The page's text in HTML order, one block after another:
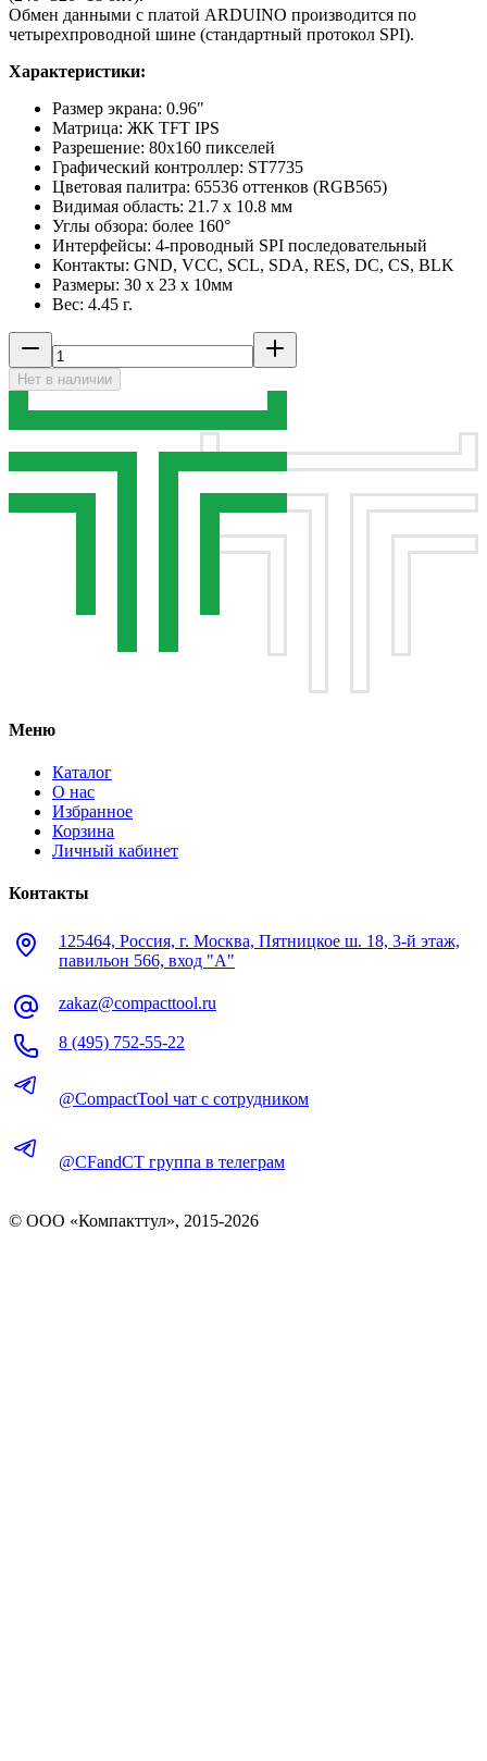
Обмен данными с платой ARDUINO производится по
четырехпроводной шине (стандартный протокол SPI).
Характеристики:
Размер экрана: 0.96"
Матрица: ЖК TFT IPS
Разрешение: 80х160 пикселей
Графический контроллер: ST7735
Цветовая палитра: 65536 оттенков (RGB565)
Видимая область: 21.7 х 10.8 мм
Углы обзора: более 160°
Интерфейсы: 4-проводный SPI последовательный
Контакты: GND, VCC, SCL, SDA, RES, DC, CS, BLK
Размеры: 30 х 23 х 10мм
Вес: 4.45 г.
Нет в наличии
Меню
Каталог
О нас
Избранное
Корзина
Личный кабинет
Контакты
125464, Россия, г. Москва, Пятницкое ш. 18, 3-й этаж,
павильон 566, вход "А"
zakaz@compacttool.ru
8 (495) 752-55-22
@CompactTool чат с сотрудником
@CFandCT группа в телеграм
© OOO «Компакттул», 2015-2026